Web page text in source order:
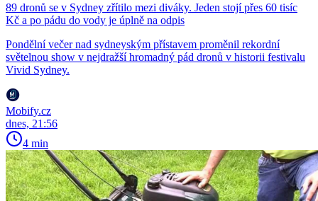
89 dronů se v Sydney zřítilo mezi diváky. Jeden stojí přes 60 tisíc
Kč a po pádu do vody je úplně na odpis
Pondělní večer nad sydneyským přístavem proměnil rekordní
světelnou show v nejdražší hromadný pád dronů v historii festivalu
Vivid Sydney.
Mobify.cz
dnes, 21:56
4 min